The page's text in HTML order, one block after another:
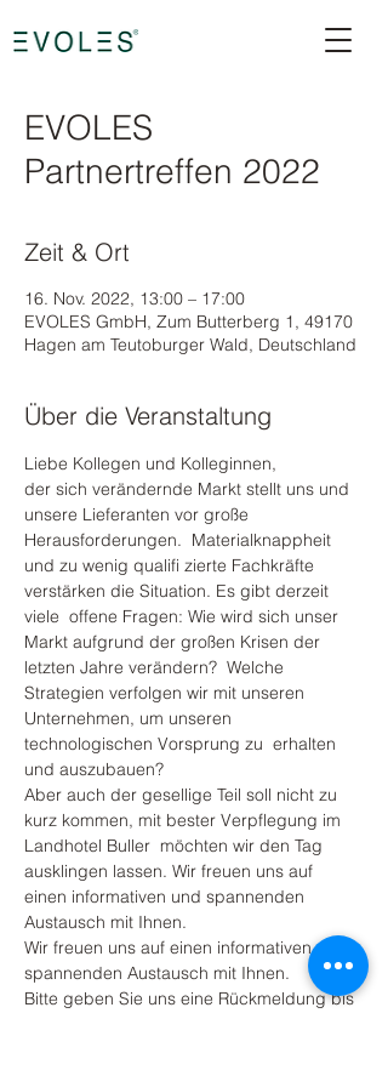
EVOLES
Partnertreffen 2022
Zeit & Ort
16. Nov. 2022, 13:00 – 17:00
EVOLES GmbH, Zum Butterberg 1, 49170
Hagen am Teutoburger Wald, Deutschland
Über die Veranstaltung
Liebe Kollegen und Kolleginnen,
der sich verändernde Markt stellt uns und
unsere Lieferanten vor große
Herausforderungen.  Materialknappheit
und zu wenig qualifi zierte Fachkräfte
verstärken die Situation. Es gibt derzeit
viele  offene Fragen: Wie wird sich unser
Markt aufgrund der großen Krisen der
letzten Jahre verändern?  Welche
Strategien verfolgen wir mit unseren
Unternehmen, um unseren
technologischen Vorsprung zu  erhalten
und auszubauen?
Aber auch der gesellige Teil soll nicht zu
kurz kommen, mit bester Verpflegung im
Landhotel Buller  möchten wir den Tag
ausklingen lassen. Wir freuen uns auf
einen informativen und spannenden
Austausch mit Ihnen.
Wir freuen uns auf einen informativen und
spannenden Austausch mit Ihnen.
Bitte geben Sie uns eine Rückmeldung bis